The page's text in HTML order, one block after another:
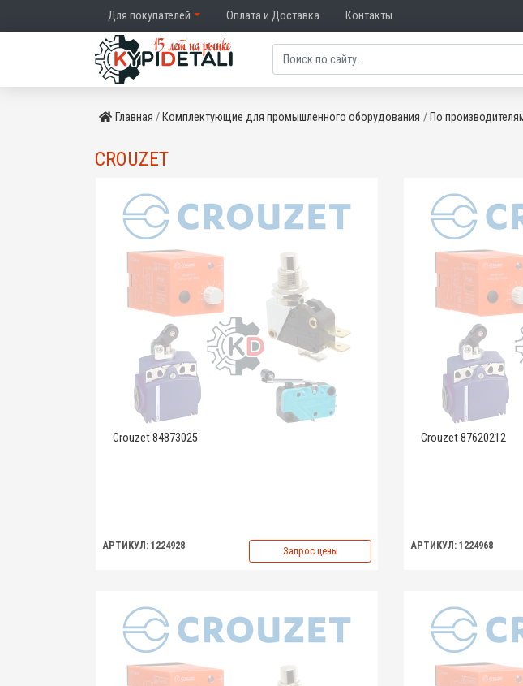
Для покупателей Оплата и Доставка Контакты
Главная Комплектующие для промышленного оборудования По
CROUZET
Crouzet 84873025
АРТИКУЛ: 1224928 Запрос цены
Crouzet 87620212
АРТИКУЛ: 1224968